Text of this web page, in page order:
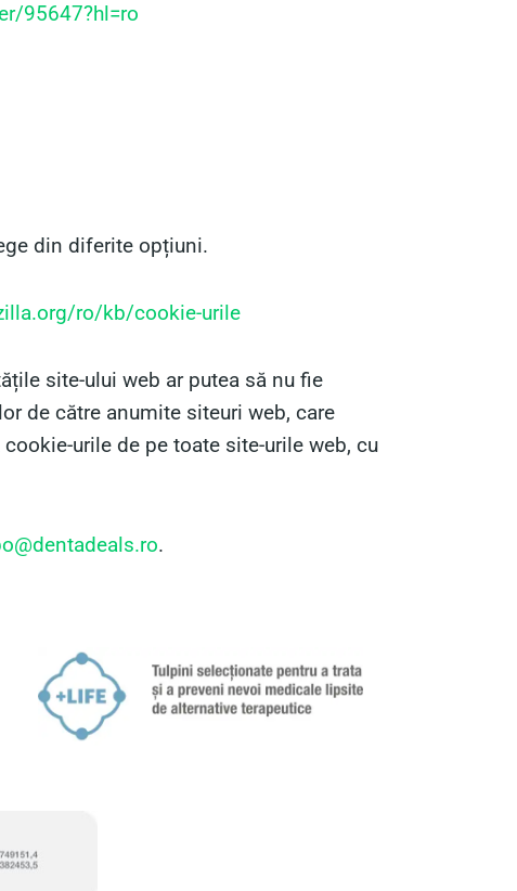
95647?hl=ro
din diferite opțiuni.
ro/kb/cookie-urile
site-ului web ar putea să nu fie
de către anumite siteuri web, care
urile de pe toate site-urile web, cu
.